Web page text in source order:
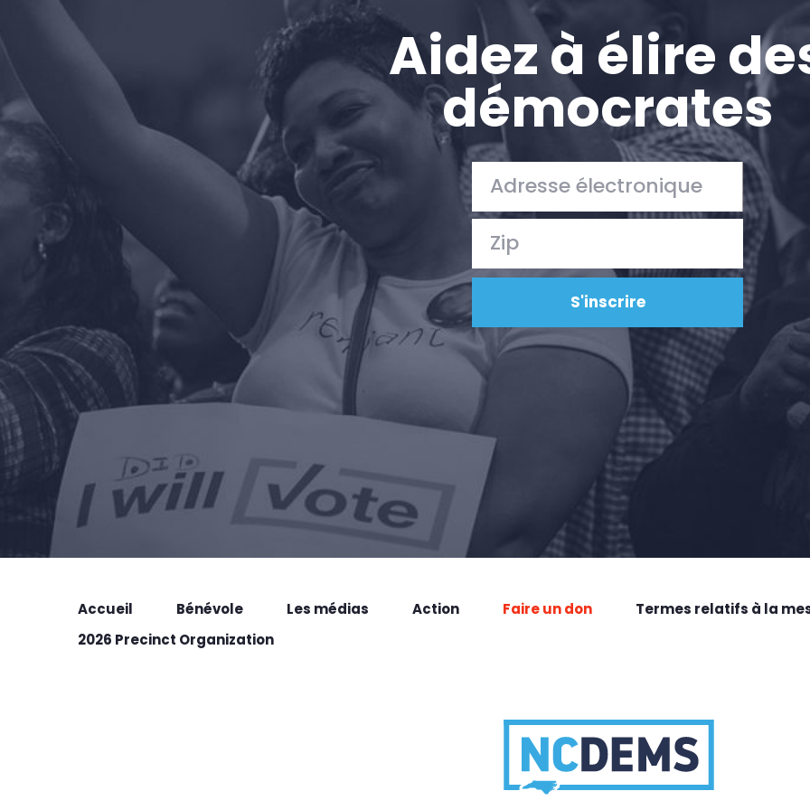
Aidez à élire
démocrates
Accueil Bénévole Les médias Action Faire un don
Termes relatifs à la
2026 Precinct Organization